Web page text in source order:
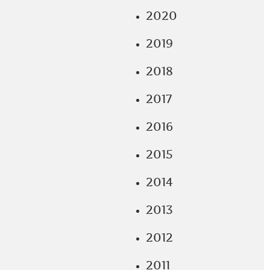
2020
2019
2018
2017
2016
2015
2014
2013
2012
2011